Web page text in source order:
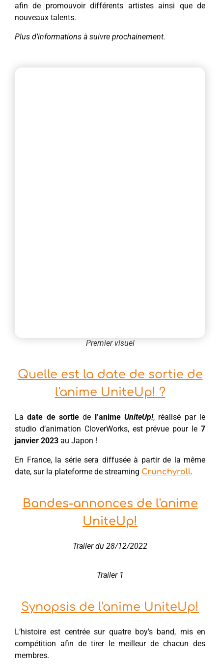
afin de promouvoir différents artistes ainsi que de
nouveaux talents.
Plus d’informations à suivre prochainement.
Premier visuel
Quelle est la date de sortie de
l'anime UniteUp! ?
Ladate de sortie de l’animeUniteUp!, réalisé par le
studio d’animation CloverWorks, est prévue pour le 7
janvier 2023 au Japon !
En France, la série sera diffusée à partir de la même
date, sur la plateforme de streaming Crunchyroll.
Bandes-annonces de l'anime
UniteUp!
Trailer du 28/12/2022
Trailer 1
Synopsis de l'anime UniteUp!
L’histoire est centrée sur quatre boy’s band, mis en
compétition afin de tirer le meilleur de chacun des
membres.